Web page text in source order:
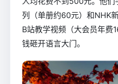
列（单册约60元）和NHK
B站教学视频（大会员年费
钱砸开语言大门。